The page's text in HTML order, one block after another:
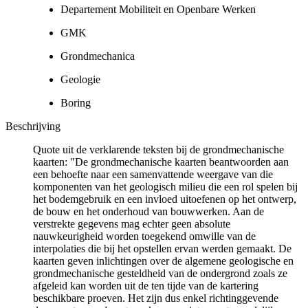
Departement Mobiliteit en Openbare Werken
GMK
Grondmechanica
Geologie
Boring
Beschrijving
Quote uit de verklarende teksten bij de grondmechanische
kaarten: "De grondmechanische kaarten beantwoorden aan
een behoefte naar een samenvattende weergave van die
komponenten van het geologisch milieu die een rol spelen bij
het bodemgebruik en een invloed uitoefenen op het ontwerp,
de bouw en het onderhoud van bouwwerken. Aan de
verstrekte gegevens mag echter geen absolute
nauwkeurigheid worden toegekend omwille van de
interpolaties die bij het opstellen ervan werden gemaakt. De
kaarten geven inlichtingen over de algemene geologische en
grondmechanische gesteldheid van de ondergrond zoals ze
afgeleid kan worden uit de ten tijde van de kartering
beschikbare proeven. Het zijn dus enkel richtinggevende